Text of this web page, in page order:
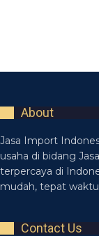
About
Jasa Import
usaha di bidang
terpercaya di
mudah, tepat
Contact Us